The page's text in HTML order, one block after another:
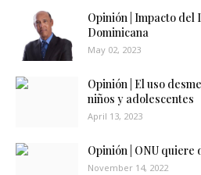
Opinión | Impacto del
Dominicana
May 02, 2023
Opinión | El uso
niños y adolescentes
April 13, 2023
Opinión | ONU quiere
November 14, 2022